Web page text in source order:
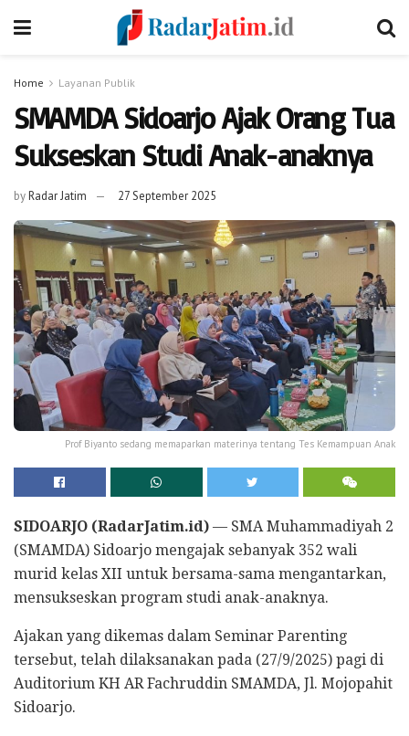
Home Layanan Publik
SMAMDA Sidoarjo Ajak Orang Tua
Sukseskan Studi Anak-anaknya
byRadar Jatim 27 September 2025
Prof Biyanto sedang memaparkan materinya tentang Tes Kemampuan Anak
SIDOARJO (RadarJatim.id) — SMA Muhammadiyah 2
(SMAMDA) Sidoarjo mengajak sebanyak 352 wali
murid kelas XII untuk bersama-sama mengantarkan,
mensukseskan program studi anak-anaknya.
Ajakan yang dikemas dalam Seminar Parenting
tersebut, telah dilaksanakan pada (27/9/2025) pagi di
Auditorium KH AR Fachruddin SMAMDA, Jl. Mojopahit
Sidoarjo.